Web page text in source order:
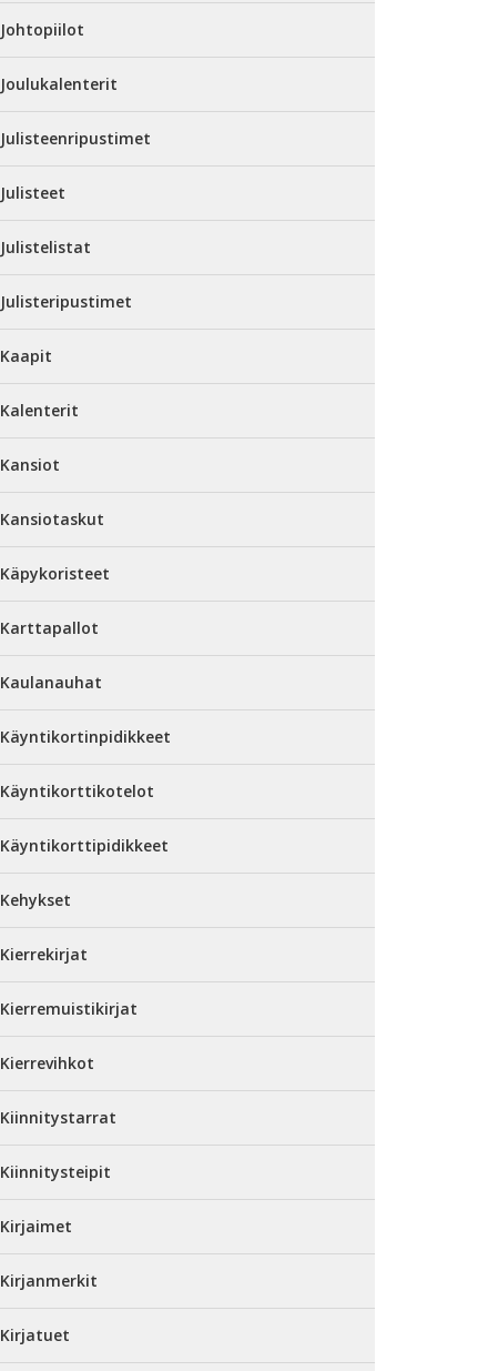
Johtopiilot
Joulukalenterit
Julisteenripustimet
Julisteet
Julistelistat
Julisteripustimet
Kaapit
Kalenterit
Kansiot
Kansiotaskut
Käpykoristeet
Karttapallot
Kaulanauhat
Käyntikortinpidikkeet
Käyntikorttikotelot
Käyntikorttipidikkeet
Kehykset
Kierrekirjat
Kierremuistikirjat
Kierrevihkot
Kiinnitystarrat
Kiinnitysteipit
Kirjaimet
Kirjanmerkit
Kirjatuet